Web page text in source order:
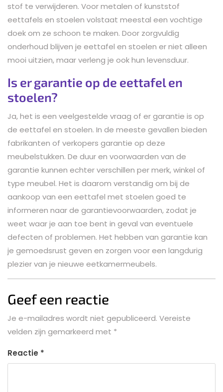
stof te verwijderen. Voor metalen of kunststof
eettafels en stoelen volstaat meestal een vochtige
doek om ze schoon te maken. Door zorgvuldig
onderhoud blijven je eettafel en stoelen er niet alleen
mooi uitzien, maar verleng je ook hun levensduur.
Is er garantie op de eettafel en
stoelen?
Ja, het is een veelgestelde vraag of er garantie is op
de eettafel en stoelen. In de meeste gevallen bieden
fabrikanten of verkopers garantie op deze
meubelstukken. De duur en voorwaarden van de
garantie kunnen echter verschillen per merk, winkel of
type meubel. Het is daarom verstandig om bij de
aankoop van een eettafel met stoelen goed te
informeren naar de garantievoorwaarden, zodat je
weet waar je aan toe bent in geval van eventuele
defecten of problemen. Het hebben van garantie kan
je gemoedsrust geven en zorgen voor een langdurig
plezier van je nieuwe eetkamermeubels.
Geef een reactie
Je e-mailadres wordt niet gepubliceerd. Vereiste
velden zijn gemarkeerd met *
Reactie *